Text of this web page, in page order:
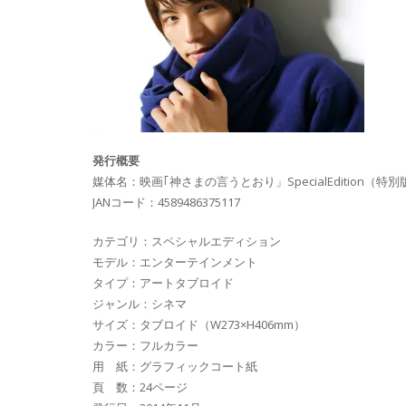
発行概要
媒体名：映画｢神さまの言うとおり」SpecialEdition（特別
JANコード：4589486375117
カテゴリ：スペシャルエディション
モデル：エンターテインメント
タイプ：アートタブロイド
ジャンル：シネマ
サイズ：タブロイド（W273×H406mm）
カラー：フルカラー
用 紙：グラフィックコート紙
頁 数：24ページ